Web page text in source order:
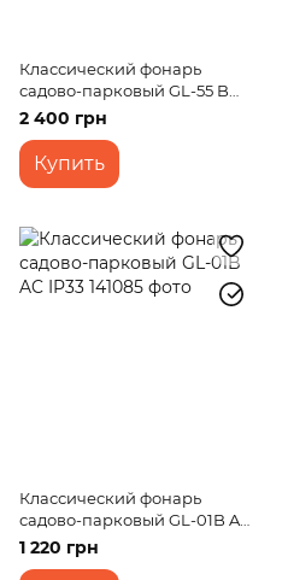
Классический фонарь
садово-парковый GL-55 BH
IP44
2 400 грн
Купить
Классический фонарь
садово-парковый GL-01B AC
IP33
1 220 грн